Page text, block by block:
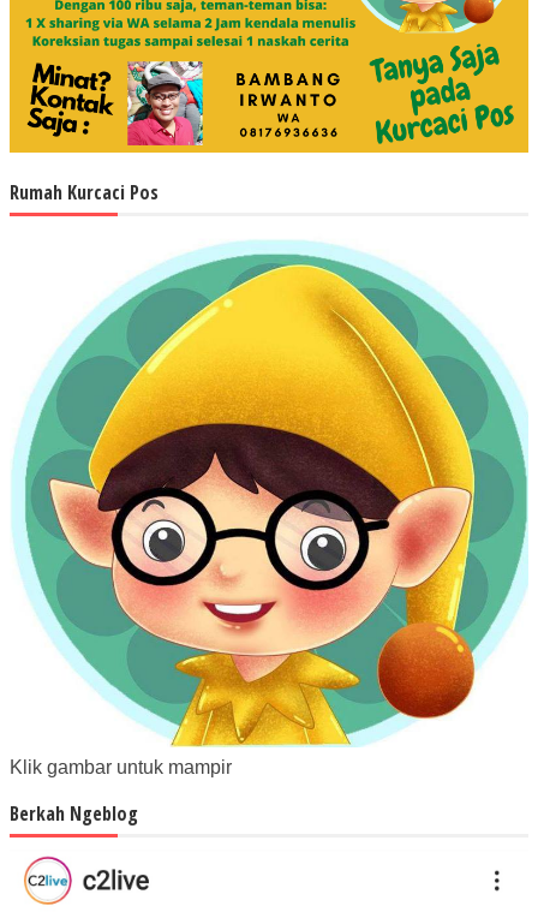
Rumah Kurcaci Pos
Klik gambar untuk mampir
Berkah Ngeblog